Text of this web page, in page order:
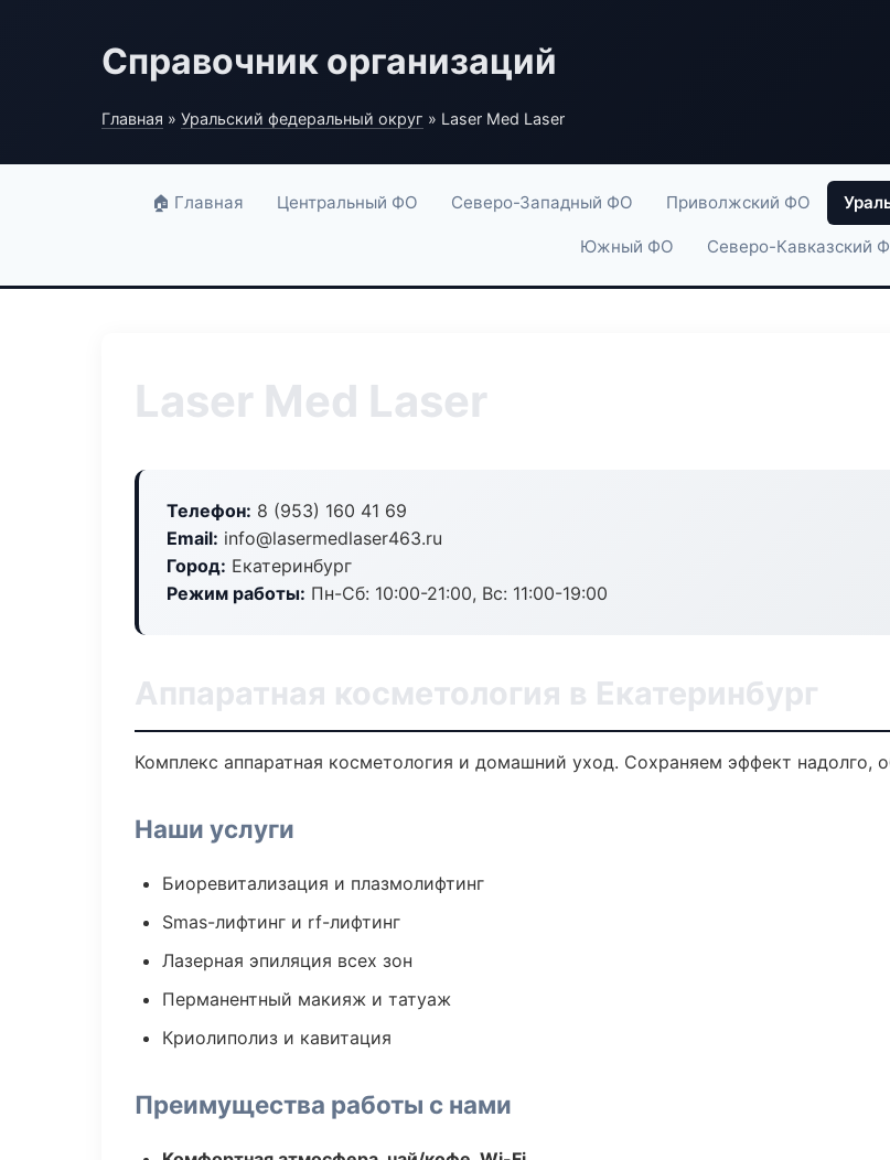
Справочник организаций
Главная » Уральский федеральный округ » Laser Med Laser
🏠 Главная Центральный ФО Северо-Западный ФО Приволжский ФО
Южный ФО Северо-Кавказский
Laser Med Laser
Телефон: 8 (953) 160 41 69
Email: info@lasermedlaser463.ru
Город: Екатеринбург
Режим работы: Пн-Сб: 10:00-21:00, Вс: 11:00-19:00
Аппаратная косметология в Екатеринбург
Комплекс аппаратная косметология и домашний уход. Сохраняем эффект надолго,
Наши услуги
Биоревитализация и плазмолифтинг
Smas-лифтинг и rf-лифтинг
Лазерная эпиляция всех зон
Перманентный макияж и татуаж
Криолиполиз и кавитация
Преимущества работы с нами